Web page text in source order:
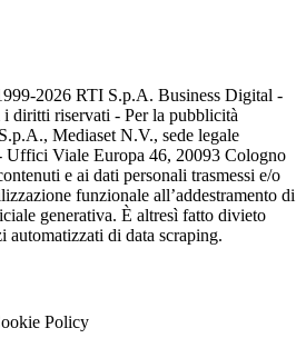
2026 RTI S.p.A. Business Digital -
diritti riservati - Per la pubblicità
Mediaset N.V., sede legale
Uffici Viale Europa 46, 20093 Cologno
e ai dati personali trasmessi e/o
funzionale all’addestramento di
generativa. È altresì fatto divieto
automatizzati di data scraping.
Policy